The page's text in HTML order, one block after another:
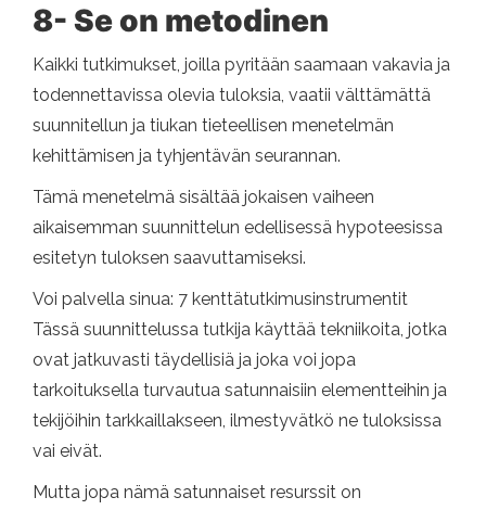
8- Se on metodinen
Kaikki tutkimukset, joilla pyritään saamaan vakavia ja
todennettavissa olevia tuloksia, vaatii välttämättä
suunnitellun ja tiukan tieteellisen menetelmän
kehittämisen ja tyhjentävän seurannan.
Tämä menetelmä sisältää jokaisen vaiheen
aikaisemman suunnittelun edellisessä hypoteesissa
esitetyn tuloksen saavuttamiseksi.
Voi palvella sinua: 7 kenttätutkimusinstrumentit
Tässä suunnittelussa tutkija käyttää tekniikoita, jotka
ovat jatkuvasti täydellisiä ja joka voi jopa
tarkoituksella turvautua satunnaisiin elementteihin ja
tekijöihin tarkkaillakseen, ilmestyvätkö ne tuloksissa
vai eivät.
Mutta jopa nämä satunnaiset resurssit on